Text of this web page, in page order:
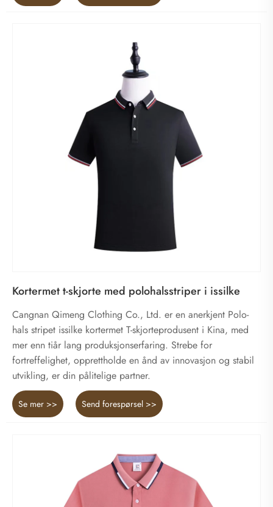
Kortermet t-skjorte med polohalsstriper i issilke
Cangnan Qimeng Clothing Co., Ltd. er en anerkjent Polo-
hals stripet issilke kortermet T-skjorteprodusent i Kina, med
mer enn tiår lang produksjonserfaring. Strebe for
fortreffelighet, opprettholde en ånd av innovasjon og stabil
utvikling, er din pålitelige partner.
Se mer >> Send forespørsel >>